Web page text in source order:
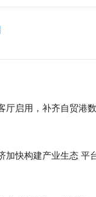
厅启用，补齐自贸港
加快构建产业生态 平